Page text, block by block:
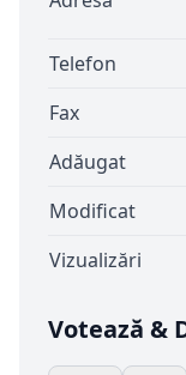
Telefon
Fax
Adăugat
Modificat
Vizualizări
Votează &